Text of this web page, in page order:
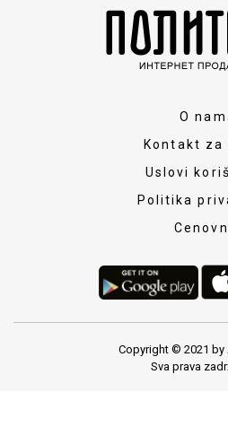
O
Kontakt za
Uslovi
Politika
Copyright © 2021
Sva prava